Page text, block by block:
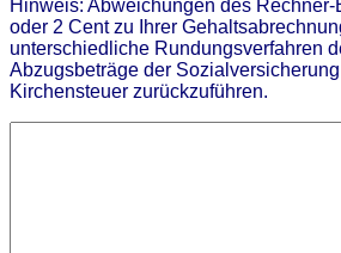
Hinweis: Abweichungen des Rechner-
oder 2 Cent zu Ihrer
unterschiedliche Rundungsverfahren
Abzugsbeträge der
Kirchensteuer zurückzuführen.